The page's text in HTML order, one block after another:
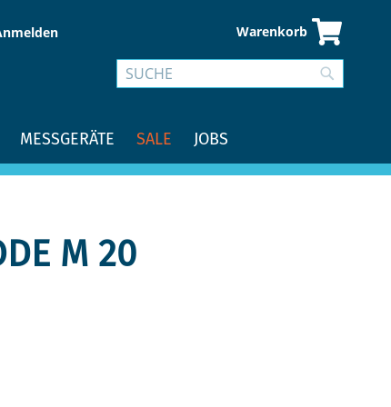
Warenkorb
Suche
MESSGERÄTE SALE JOBS
M 20